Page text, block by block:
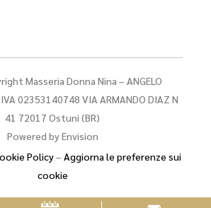
Masseria Donna Nina – ANGELO
02353140748 VIA ARMANDO DIAZ N
41 72017 Ostuni (BR)
Powered byEnvision
Policy– Aggiorna le preferenze sui
cookie